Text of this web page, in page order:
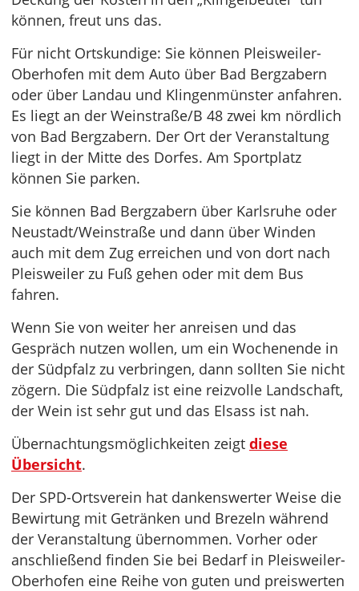
können, freut uns das.
Für nicht Ortskundige: Sie können Pleisweiler-
Oberhofen mit dem Auto über Bad Bergzabern
oder über Landau und Klingenmünster anfahren.
Es liegt an der Weinstraße/B 48 zwei km nördlich
von Bad Bergzabern. Der Ort der Veranstaltung
liegt in der Mitte des Dorfes. Am Sportplatz
können Sie parken.
Sie können Bad Bergzabern über Karlsruhe oder
Neustadt/Weinstraße und dann über Winden
auch mit dem Zug erreichen und von dort nach
Pleisweiler zu Fuß gehen oder mit dem Bus
fahren.
Wenn Sie von weiter her anreisen und das
Gespräch nutzen wollen, um ein Wochenende in
der Südpfalz zu verbringen, dann sollten Sie nicht
zögern. Die Südpfalz ist eine reizvolle Landschaft,
der Wein ist sehr gut und das Elsass ist nah.
Übernachtungsmöglichkeiten zeigt diese
Übersicht.
Der SPD-Ortsverein hat dankenswerter Weise die
Bewirtung mit Getränken und Brezeln während
der Veranstaltung übernommen. Vorher oder
anschließend finden Sie bei Bedarf in Pleisweiler-
Oberhofen eine Reihe von guten und preiswerten